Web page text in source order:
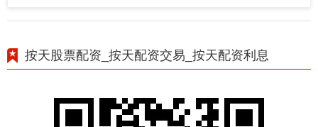
按天股票配资_按天配资交易_按天配资利息